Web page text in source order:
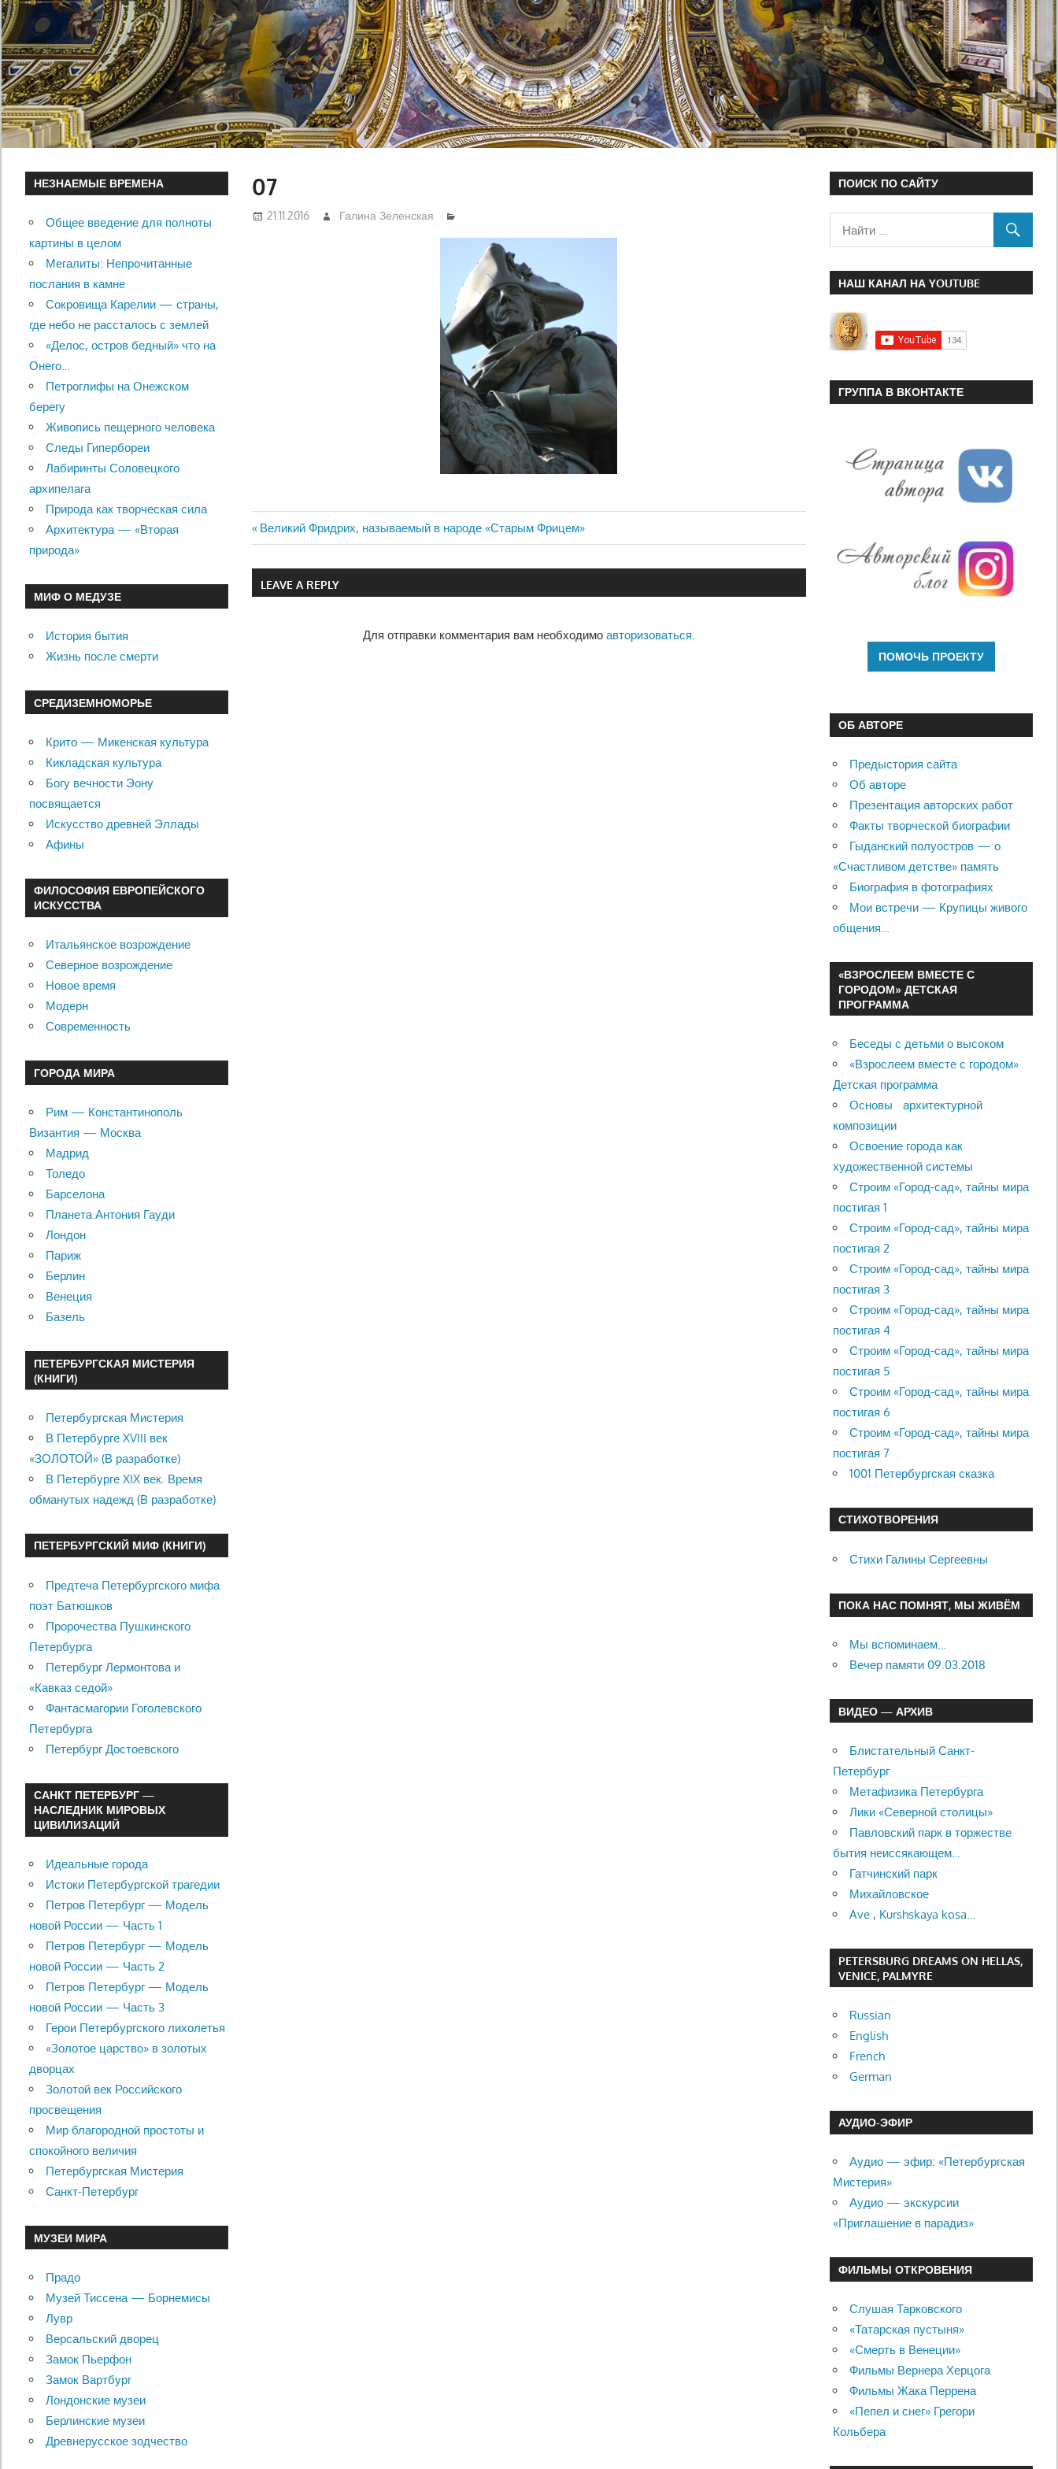
07
21.11.2016 Галина Зеленская
Навигация
по
Previous
Post:
Великий Фридрих, называемый в народе «Старым Фрицем»
LEAVE A REPLY
Для отправки комментария вам необходимо авторизоваться.
НЕЗНАЕМЫЕ ВРЕМЕНА
Общее введение для полноты
картины в целом
Мегалиты: Непрочитанные
послания в камне
Сокровища Карелии — страны,
где небо не рассталось с землей
«Делос, остров бедный» что на
Онего…
Петроглифы на Онежском
берегу
Живопись пещерного человека
Следы Гипербореи
Лабиринты Соловецкого
архипелага
Природа как творческая сила
Архитектура — «Вторая
природа»
МИФ О МЕДУЗЕ
История бытия
Жизнь после смерти
СРЕДИЗЕМНОМОРЬЕ
Крито — Микенская культура
Кикладская культура
Богу вечности Эону
посвящается
Искусство древней Эллады
Афины
ФИЛОСОФИЯ ЕВРОПЕЙСКОГО
ИСКУССТВА
Итальянское возрождение
Северное возрождение
Новое время
Модерн
Современность
ГОРОДА МИРА
Рим — Константинополь
Византия — Москва
Мадрид
Толедо
Барселона
Планета Антония Гауди
Лондон
Париж
Берлин
Венеция
Базель
ПЕТЕРБУРГСКАЯ МИСТЕРИЯ
(КНИГИ)
Петербургская Мистерия
В Петербурге XVIII век
«ЗОЛОТОЙ» (В разработке)
В Петербурге XIX век. Время
обманутых надежд (В разработке)
ПЕТЕРБУРГСКИЙ МИФ (КНИГИ)
Предтеча Петербургского мифа
поэт Батюшков
Пророчества Пушкинского
Петербурга
Петербург Лермонтова и
«Кавказ седой»
Фантасмагории Гоголевского
Петербурга
Петербург Достоевского
САНКТ ПЕТЕРБУРГ —
НАСЛЕДНИК МИРОВЫХ
ЦИВИЛИЗАЦИЙ
Идеальные города
Истоки Петербургской трагедии
Петров Петербург — Модель
новой России — Часть 1
Петров Петербург — Модель
новой России — Часть 2
Петров Петербург — Модель
новой России — Часть 3
Герои Петербургского лихолетья
«Золотое царство» в золотых
дворцах
Золотой век Российского
просвещения
Мир благородной простоты и
спокойного величия
Петербургская Мистерия
Санкт-Петербург
МУЗЕИ МИРА
Прадо
Музей Тиссена — Борнемисы
Лувр
Версальский дворец
Замок Пьерфон
Замок Вартбург
Лондонские музеи
Берлинские музеи
Древнерусское зодчество
ПОИСК ПО САЙТУ
НАШ КАНАЛ НА YOUTUBE
ГРУППА В ВКОНТАКТЕ
ОБ АВТОРЕ
Предыстория сайта
Об авторе
Презентация авторских работ
Факты творческой биографии
Гыданский полуостров — о
«Счастливом детстве» память
Биография в фотографиях
Мои встречи — Крупицы живого
общения…
«ВЗРОСЛЕЕМ ВМЕСТЕ С
ГОРОДОМ» ДЕТСКАЯ
ПРОГРАММА
Беседы с детьми о высоком
«Взрослеем вместе с городом»
Детская программа
Основы архитектурной
композиции
Освоение города как
художественной системы
Строим «Город-сад», тайны мира
постигая 1
Строим «Город-сад», тайны мира
постигая 2
Строим «Город-сад», тайны мира
постигая 3
Строим «Город-сад», тайны мира
постигая 4
Строим «Город-сад», тайны мира
постигая 5
Строим «Город-сад», тайны мира
постигая 6
Строим «Город-сад», тайны мира
постигая 7
1001 Петербургская сказка
СТИХОТВОРЕНИЯ
Стихи Галины Сергеевны
ПОКА НАС ПОМНЯТ, МЫ ЖИВЁМ
Мы вспоминаем…
Вечер памяти 09.03.2018
ВИДЕО — АРХИВ
Блистательный Санкт-
Петербург
Метафизика Петербурга
Лики «Северной столицы»
Павловский парк в торжестве
бытия неиссякающем…
Гатчинский парк
Михайловское
Ave , Kurshskaya kosa…
PETERSBURG DREAMS ON HELLAS,
VENICE, PALMYRE
Russian
English
French
German
АУДИО-ЭФИР
Аудио — эфир: «Петербургская
Мистерия»
Аудио — экскурсии
«Приглашение в парадиз»
ФИЛЬМЫ ОТКРОВЕНИЯ
Слушая Тарковского
«Татарская пустыня»
«Смерть в Венеции»
Фильмы Вернера Херцога
Фильмы Жака Перрена
«Пепел и снег» Грегори
Кольбера